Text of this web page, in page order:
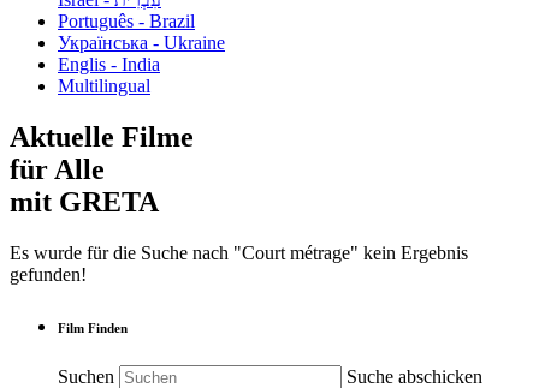
Português - Brazil
Українська - Ukraine
Englis - India
Multilingual
Aktuelle Filme
für Alle
mit GRETA
Es wurde für die Suche nach "Court métrage" kein Ergebnis
gefunden!
Film Finden
Suchen Suche abschicken